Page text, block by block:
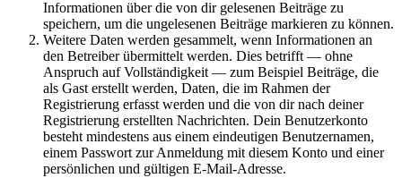
Informationen über die von dir gelesenen Beiträge zu
speichern, um die ungelesenen Beiträge markieren zu können.
Weitere Daten werden gesammelt, wenn Informationen an
den Betreiber übermittelt werden. Dies betrifft — ohne
Anspruch auf Vollständigkeit — zum Beispiel Beiträge, die
als Gast erstellt werden, Daten, die im Rahmen der
Registrierung erfasst werden und die von dir nach deiner
Registrierung erstellten Nachrichten. Dein Benutzerkonto
besteht mindestens aus einem eindeutigen Benutzernamen,
einem Passwort zur Anmeldung mit diesem Konto und einer
persönlichen und gültigen E-Mail-Adresse.